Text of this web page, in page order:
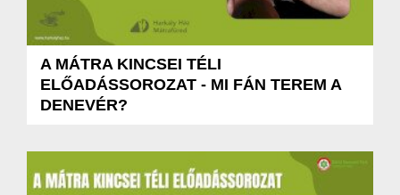
A MÁTRA KINCSEI TÉLI
ELŐADÁSSOROZAT - MI FÁN TEREM A
DENEVÉR?